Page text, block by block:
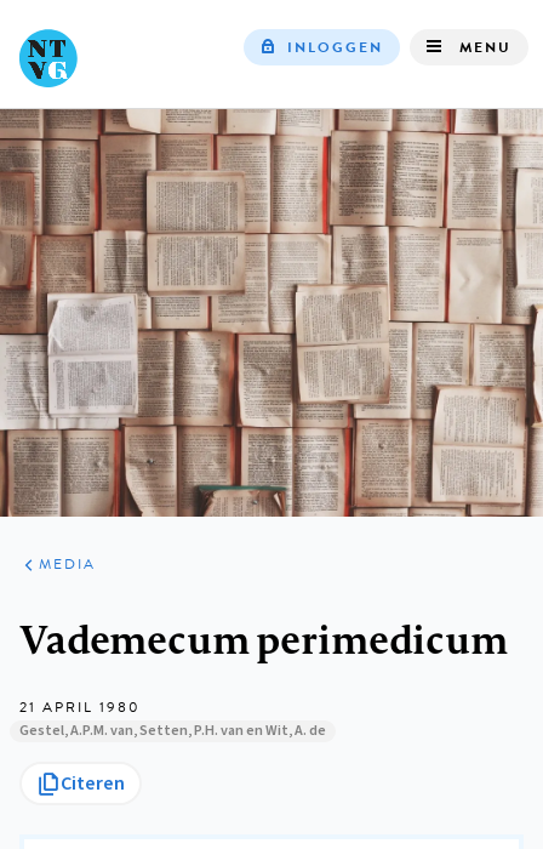
navigation
INLOGGEN MENU
ARTIKELEN
VARIA
MEDIA
Vademecum perimedicum
21 APRIL 1980
Gestel, A.P.M. van, Setten, P.H. van en Wit, A. de
Citeren